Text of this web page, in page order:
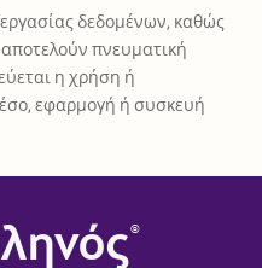
δεδομένων, καθώς
πνευματική
η χρήση ή
εφαρμογή ή συσκευή
®